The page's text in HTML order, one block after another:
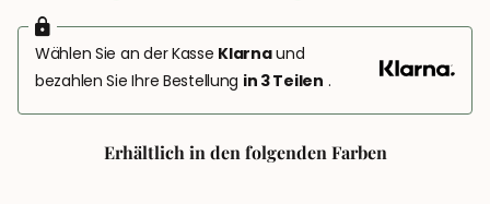
Wählen Sie an der Kasse Klarnaund
bezahlen Sie Ihre Bestellung in 3 Teilen .
Erhältlich in den folgenden Farben